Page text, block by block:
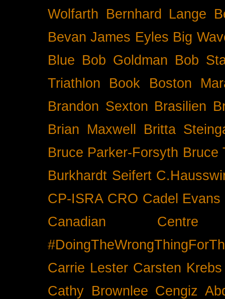
Wolfarth Bernhard Lange
Bevan James Eyles Big
Blue Bob Goldman Bob
Triathlon
Book
Boston
Brandon Sexton Brasilien
Brian Maxwell
Britta
Bruce Parker-Forsyth Bruce
Burkhardt Seifert
CP-ISRA CRO Cadel Evans
Canadian
Carrie Lester Carsten Krebs
Cathy Brownlee Cengiz